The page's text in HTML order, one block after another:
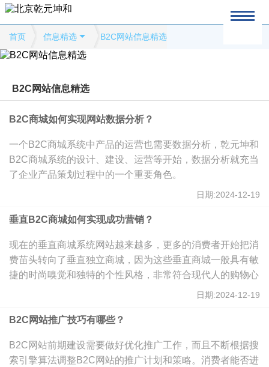
首页 信息精选 B2C网站信息精选
B2C网站信息精选
B2C商城如何实现网站数据分析？
一个B2C商城系统中产品的运营也需要数据分析，乾元坤和
B2C商城系统的设计、建设、运营等开始，数据分析就充当
了企业产品策划过程中的一个重要角色。
日期:2024-12-19
垂直B2C商城如何实现成功营销？
现在的垂直商城系统网站越来越多，更多的消费者开始把消
费苗头转向了垂直独立商城，因为这些垂直商城一般具有敏
捷的时尚嗅觉和独特的个性风格，非常符合现代人的购物心
理和潮流风向。那么垂直B2C电商网站建设如何实现成功营
日期:2024-12-19
B2C网站推广技巧有哪些？
B2C网站前期建设需要做好优化推广工作，而且不断根据搜
索引擎算法调整B2C网站的推广计划和策略。消费者能否进